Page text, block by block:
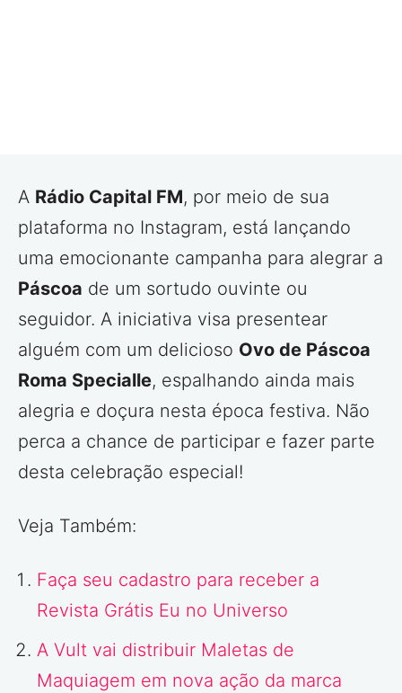
A Rádio Capital FM, por meio de sua
plataforma no Instagram, está lançando
uma emocionante campanha para alegrar a
Páscoa de um sortudo ouvinte ou
seguidor. A iniciativa visa presentear
alguém com um delicioso Ovo de Páscoa
Roma Specialle, espalhando ainda mais
alegria e doçura nesta época festiva. Não
perca a chance de participar e fazer parte
desta celebração especial!
Veja Também:
Faça seu cadastro para receber a
Revista Grátis Eu no Universo
A Vult vai distribuir Maletas de
Maquiagem em nova ação da marca